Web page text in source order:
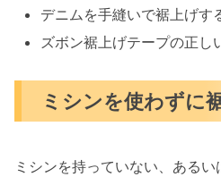
デニムを手縫いで裾上げす
ズボン裾上げテープの正し
ミシンを使わずに
ミシンを持っていない、ある